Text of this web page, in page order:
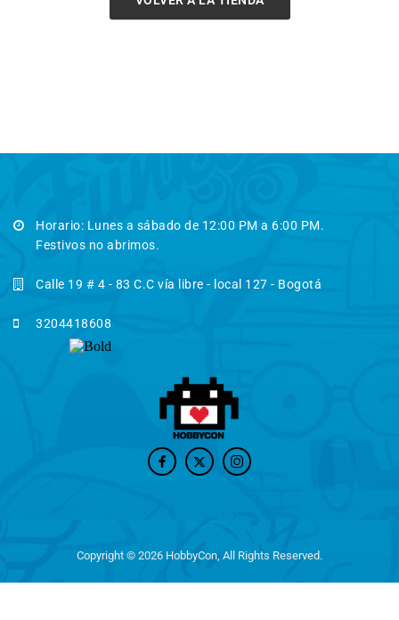
Horario: Lunes a sábado de 12:00 PM a 6:00 PM.
Festivos no abrimos.
Calle 19 # 4 - 83 C.C vía libre - local 127 - Bogotá
3204418608
Copyright © 2026 HobbyCon, All Rights Reserved.